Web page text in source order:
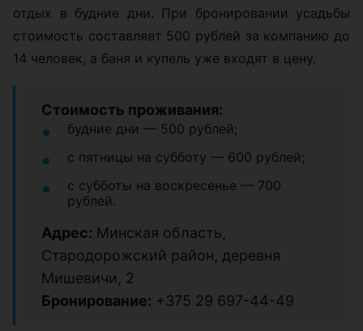
отдых в будние дни. При бронировании усадьбы
стоимость составляет 500 рублей за компанию до
14 человек, а баня и купель уже входят в цену.
Стоимость проживания:
будние дни — 500 рублей;
с пятницы на субботу — 600 рублей;
с субботы на воскресенье — 700
рублей.
Адрес: Минская область,
Стародорожский район, деревня
Мишевичи, 2
Бронирование: +375 29 697-44-49